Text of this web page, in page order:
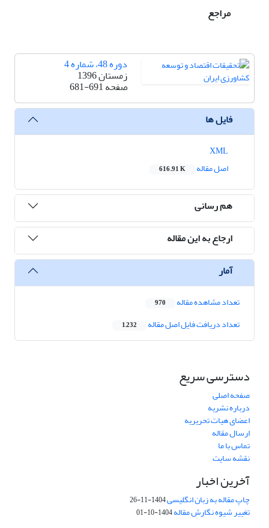
مراجع
دوره 48، شماره 4
زمستان 1396
صفحه681-691
فایل ها
اصل مقاله
616.91 K
هم رسانی
ارجاع به این مقاله
آمار
تعداد مشاهده مقاله 970
تعداد دریافت فایل اصل مقاله 1,232
دسترسی سریع
صفحه اصلی
درباره نشریه
اعضای هیات تحریریه
ارسال مقاله
تماس با ما
نقشه سایت
آخرین اخبار
چاپ مقاله به زبان انگلیسی1404-11-26
تغییر شیوه نگارش مقاله1404-10-01